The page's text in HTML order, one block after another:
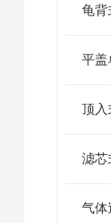
龟背
平盖
顶入
滤芯
气体